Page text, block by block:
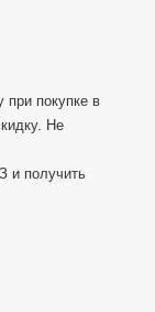
покупке в
Не
и получить